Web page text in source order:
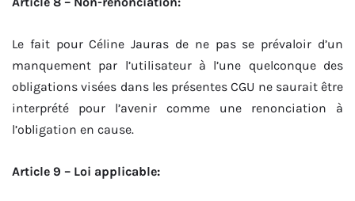
Le fait pour Céline Jauras de ne pas se prévaloir d’un
manquement par l’utilisateur à l’une quelconque des
obligations visées dans les présentes CGU ne saurait être
interprété pour l’avenir comme une renonciation à
l’obligation en cause.
Article 9 – Loi applicable: